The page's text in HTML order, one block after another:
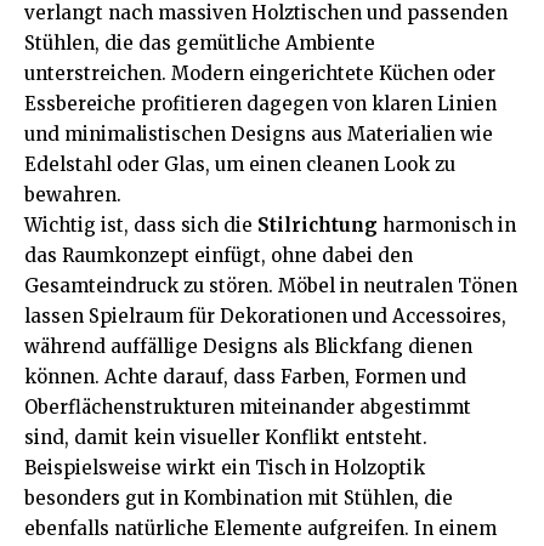
verlangt nach massiven Holztischen und passenden
Stühlen, die das gemütliche Ambiente
unterstreichen. Modern eingerichtete Küchen oder
Essbereiche profitieren dagegen von klaren Linien
und minimalistischen Designs aus Materialien wie
Edelstahl oder Glas, um einen cleanen Look zu
bewahren.
Wichtig ist, dass sich die Stilrichtung harmonisch in
das Raumkonzept einfügt, ohne dabei den
Gesamteindruck zu stören. Möbel in neutralen Tönen
lassen Spielraum für Dekorationen und Accessoires,
während auffällige Designs als Blickfang dienen
können. Achte darauf, dass Farben, Formen und
Oberflächenstrukturen miteinander abgestimmt
sind, damit kein visueller Konflikt entsteht.
Beispielsweise wirkt ein Tisch in Holzoptik
besonders gut in Kombination mit Stühlen, die
ebenfalls natürliche Elemente aufgreifen. In einem